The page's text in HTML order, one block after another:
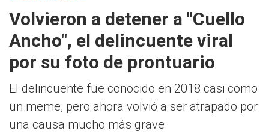
Volvieron a detener a "Cuello
Ancho", el delincuente viral
por su foto de prontuario
El delincuente fue conocido en 2018 casi como
un meme, pero ahora volvió a ser atrapado por
una causa mucho más grave